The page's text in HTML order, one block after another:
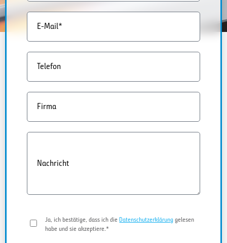
E-Mail*
Telefon
Firma
Nachricht
Ja, ich bestätige, dass ich die Datenschutzerklärung gelesen
habe und sie akzeptiere.*